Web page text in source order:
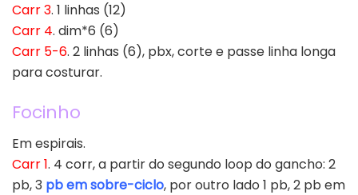
Carr 3. 1 linhas (12)
Carr 4. dim*6 (6)
Carr 5-6. 2 linhas (6), pbx, corte e passe linha longa
para costurar.
Focinho
Em espirais.
Carr 1. 4 corr, a partir do segundo loop do gancho: 2
pb, 3 pb em sobre-ciclo, por outro lado 1 pb, 2 pb em